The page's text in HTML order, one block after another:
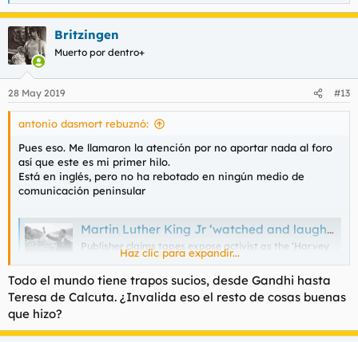
e
a
c
c
i
e
s
Britzingen
Muerto por dentro+
28 May 2019 #13
antonio dasmort rebuznó:
Pues eso. Me llamaron la atención por no aportar nada al foro
así que este es mi primer hilo.
Está en inglés, pero no ha rebotado en ningún medio de
comunicación peninsular
Martin Luther King Jr ‘watched and laughed’ as woman was raped, secret FBI recordings allege
Publisher claims tapes expose activist as the ‘Harvey
Weinstein of civil rights movement’ who had ‘40
www.independent.co.uk
Haz clic para expandir...
Todo el mundo tiene trapos sucios, desde Gandhi hasta
Teresa de Calcuta. ¿Invalida eso el resto de cosas buenas
que hizo?